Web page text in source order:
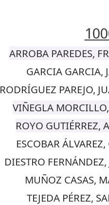
ARROBA PAREDES,
GARCIA GARCIA,
RODRÍGUEZ PAREJO,
VIÑEGLA
ROYO GUTIÉRREZ,
ESCOBAR
DIESTRO
MUÑOZ CASAS,
TEJEDA PÉREZ,